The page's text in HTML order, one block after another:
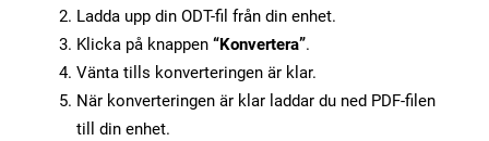
Ladda upp din ODT-fil från din enhet.
Klicka på knappen “Konvertera”.
Vänta tills konverteringen är klar.
När konverteringen är klar laddar du ned PDF-filen
till din enhet.